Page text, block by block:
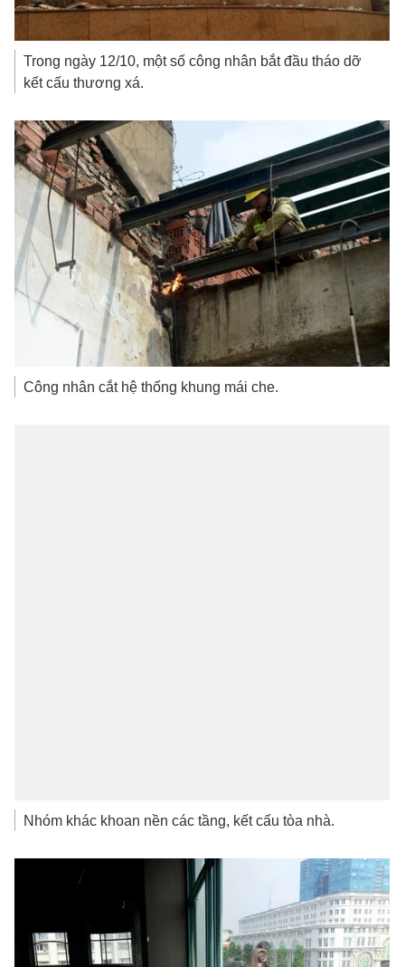
Trong ngày 12/10, một số công nhân bắt đầu tháo dỡ
kết cấu thương xá.
Công nhân cắt hệ thống khung mái che.
Nhóm khác khoan nền các tầng, kết cấu tòa nhà.